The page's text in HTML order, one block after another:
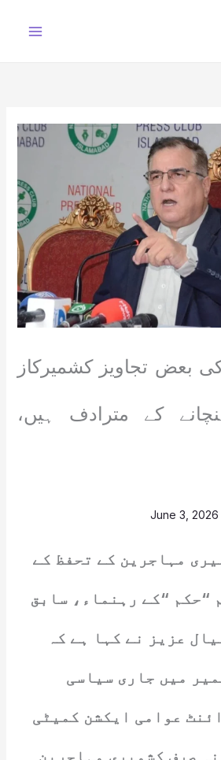
بعض تجاویز کشمیرکاز
کے مترادف ہیں،
June 3, 2026
مہاجرین کے تحفظ کے
“حکم “کے رہنماء، سابق
عزیز نے کہا ہے کہ
میں جاری سیاسی
عوامی ایکشن کمیٹی